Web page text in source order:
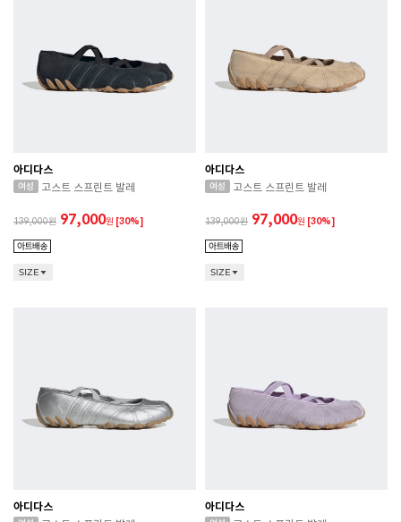
아디다스
고스트 스프린트 발레
139,000 97,000원 [30%]
SIZE
아디다스
고스트 스프린트 발레
139,000 97,000원 [30%]
SIZE
아디다스
아디다스